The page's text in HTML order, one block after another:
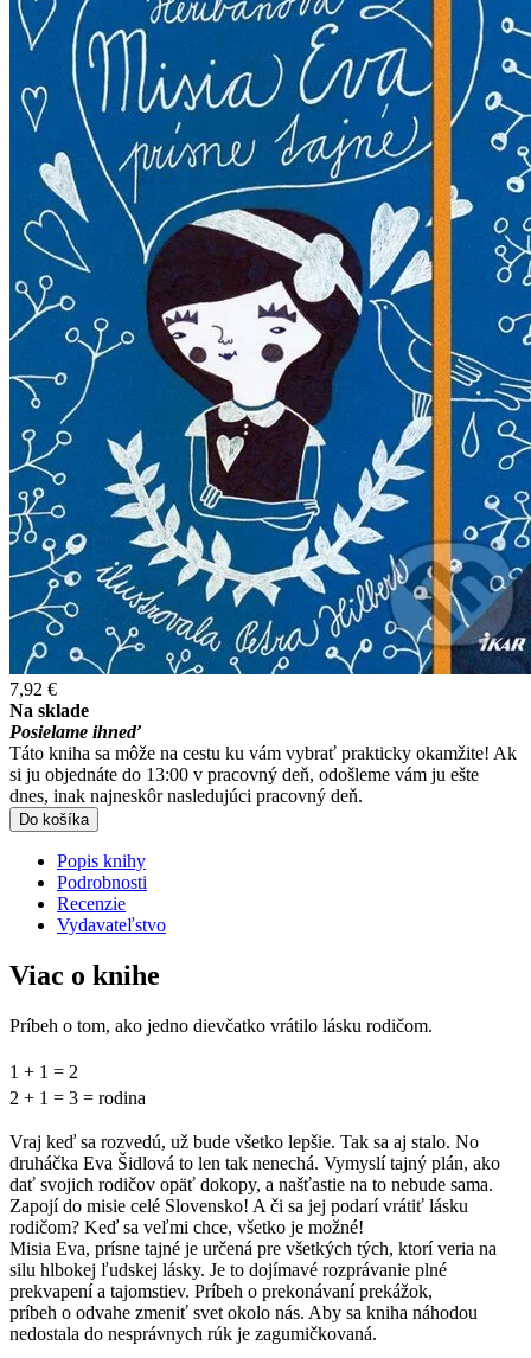
7,92 €
Na sklade
Posielame ihneď
Táto kniha sa môže na cestu ku vám vybrať prakticky okamžite! Ak
si ju objednáte do 13:00 v pracovný deň, odošleme vám ju ešte
dnes, inak najneskôr nasledujúci pracovný deň.
Do košíka
Popis knihy
Podrobnosti
Recenzie
Vydavateľstvo
Viac o knihe
Príbeh o tom, ako jedno dievčatko vrátilo lásku rodičom.
1 + 1 = 2
2 + 1 = 3 = rodina
Vraj keď sa rozvedú, už bude všetko lepšie. Tak sa aj stalo. No
druháčka Eva Šidlová to len tak nenechá. Vymyslí tajný plán, ako
dať svojich rodičov opäť dokopy, a našťastie na to nebude sama.
Zapojí do misie celé Slovensko! A či sa jej podarí vrátiť lásku
rodičom? Keď sa veľmi chce, všetko je možné!
Misia Eva, prísne tajné je určená pre všetkých tých, ktorí veria na
silu hlbokej ľudskej lásky. Je to dojímavé rozprávanie plné
prekvapení a tajomstiev. Príbeh o prekonávaní prekážok,
príbeh o odvahe zmeniť svet okolo nás. Aby sa kniha náhodou
nedostala do nesprávnych rúk je zagumičkovaná.